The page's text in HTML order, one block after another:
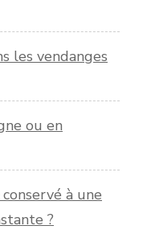
les vendanges
ou en
à une
?